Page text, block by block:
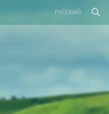
РУССКИЙ